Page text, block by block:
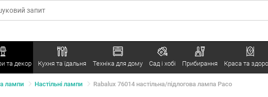
та декор Кухня та їдальня Техніка для дому Сад і хобі Прибирання Краса та
лампи Настільні лампи Rabalux 76014 настільна/підлогова лампа Paco